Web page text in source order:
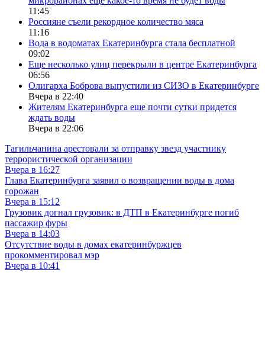
11:45
Россияне съели рекордное количество мяса
11:16
Вода в водоматах Екатеринбурга стала бесплатной
09:02
Еще несколько улиц перекрыли в центре Екатеринбурга
06:56
Олигарха Боброва выпустили из СИЗО в Екатеринбурге
Вчера в 22:40
Жителям Екатеринбурга еще почти сутки придется
ждать воды
Вчера в 22:06
Тагильчанина арестовали за отправку звезд участнику
террористической организации
Вчера в 16:27
Глава Екатеринбурга заявил о возвращении воды в дома
горожан
Вчера в 15:12
Грузовик догнал грузовик: в ДТП в Екатеринбурге погиб
пассажир фуры
Вчера в 14:03
Отсутствие воды в домах екатеринбуржцев
прокомментировал мэр
Вчера в 10:41